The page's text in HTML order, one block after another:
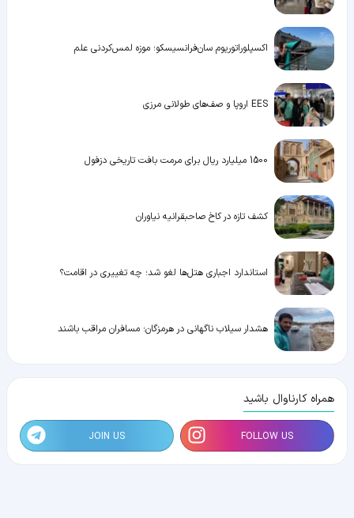
اکسپلوراتوریوم سان‌فرانسیسکو؛ موزه لمس‌کردنی علم
EES اروپا و صف‌های طولانی مرزی
1500 میلیارد ریال برای مرمت بافت تاریخی دزفول
کشف تازه در کاخ صاحبقرانیه نیاوران
استاندارد اجباری هتل‌ها لغو شد؛ چه تغییری در اقامت؟
هشدار سیلاب ناگهانی در هرمزگان؛ مسافران مراقب باشند
همراه کارناوال باشید
FOLLOW US
JOIN US